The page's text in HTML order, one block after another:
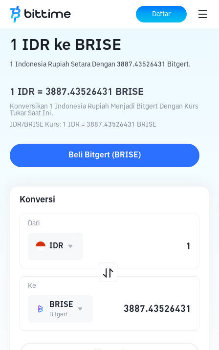
Daftar
Beranda Konverter Kripto ke BRISE
1 IDR ke BRISE
1 Indonesia Rupiah Setara Dengan 3887.43526431 Bitgert.
1 IDR = 3887.43526431 BRISE
Konversikan 1 Indonesia Rupiah Menjadi Bitgert Dengan Kurs
Tukar Saat Ini.
IDR/BRISE Kurs: 1 IDR = 3887.43526431 BRISE
Beli Bitgert ( BRISE)
Konversi
Ke
BRISE
Bitgert
Dari
IDR